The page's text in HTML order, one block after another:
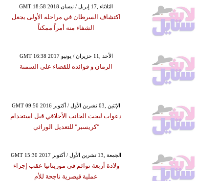
GMT 18:58 2018 الثلاثاء ,17 إبريل / نيسان
اكتشاف السرطان في مراحله الأولى يجعل
الشفاء منه أمراً ممكناً
GMT 16:38 2017 الأحد ,11 حزيران / يونيو
الرمان و فوائده للقضاء على السمنة
GMT 09:50 2016 الإثنين ,03 تشرين الأول / أكتوبر
دعوات لبحث الجانب الأخلاقي قبل استخدام
"كريسبر" للتعديل الوراثي
GMT 15:30 2017 الجمعة ,13 تشرين الأول / أكتوبر
ولادة أربعة توائم في موريتانيا عقب إجراء
عملية قيصرية ناجحة للأم